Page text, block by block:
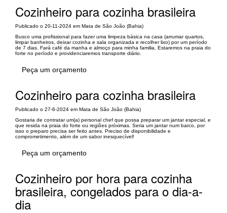
Cozinheiro para cozinha brasileira
Publicado o 20-11-2024 em Mata de São João (Bahia)
Busco uma profissional para fazer uma limpeza básica na casa (arrumar quartos,
limpar banheiros, deixar cozinha e sala organizada e recolher lixo) por um período
de 7 dias. Fará café da manha e almoço para minha familia. Estaremos na praia do
forte no período e providenciaremos transporte diário.
Peça um orçamento
Cozinheiro para cozinha brasileira
Publicado o 27-6-2024 em Mata de São João (Bahia)
Gostaria de contratar um(a) personal chef que possa preparar um jantar especial, e
que resida na praia do forte ou regiões próximas. Seria um jantar num barco, por
isso o preparo precisa ser feito antes. Preciso de disponibilidade e
comprometimento, além de um sabor inesquecível!
Peça um orçamento
Cozinheiro por hora para cozinha
brasileira, congelados para o dia-a-
dia